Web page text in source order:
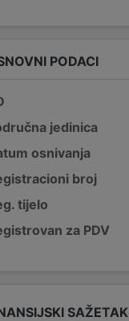
PODACI
jedinica
osnivanja
broj
tijelo
za PDV
SAŽETAK